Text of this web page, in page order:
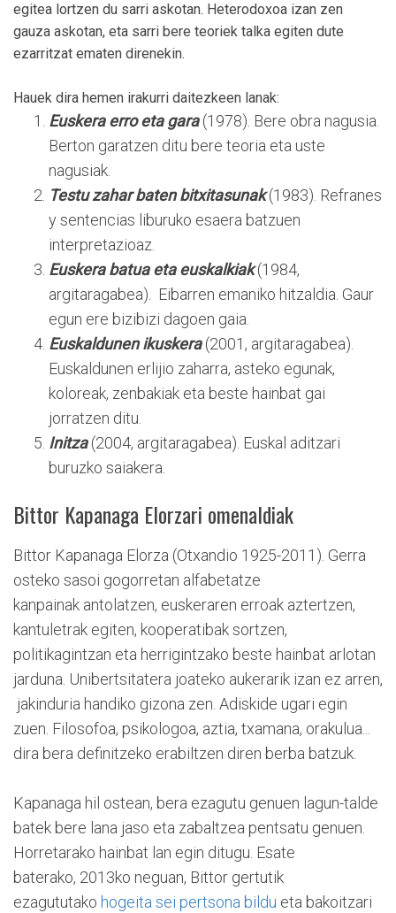
egitea lortzen du sarri askotan. Heterodoxoa izan zen
gauza askotan, eta sarri bere teoriek talka egiten dute
ezarritzat ematen direnekin.
Hauek dira hemen irakurri daitezkeen lanak:
Euskera erro eta gara(1978). Bere obra nagusia.
Berton garatzen ditu bere teoria eta uste
nagusiak.
Testu zahar baten bitxitasunak(1983). Refranes
y sentencias liburuko esaera batzuen
interpretazioaz.
Euskera batua eta euskalkiak(1984,
argitaragabea). Eibarren emaniko hitzaldia. Gaur
egun ere bizibizi dagoen gaia.
Euskaldunen ikuskera(2001, argitaragabea).
Euskaldunen erlijio zaharra, asteko egunak,
koloreak, zenbakiak eta beste hainbat gai
jorratzen ditu.
Initza (2004, argitaragabea). Euskal aditzari
buruzko saiakera.
Bittor Kapanaga Elorzari omenaldiak
Bittor Kapanaga Elorza (Otxandio 1925-2011). Gerra
osteko sasoi gogorretan alfabetatze
kanpainak antolatzen, euskeraren erroak aztertzen,
kantuletrak egiten, kooperatibak sortzen,
politikagintzan eta herrigintzako beste hainbat arlotan
jarduna. Unibertsitatera joateko aukerarik izan ez arren,
jakinduria handiko gizona zen. Adiskide ugari egin
zuen. Filosofoa, psikologoa, aztia, txamana, orakulua...
dira bera definitzeko erabiltzen diren berba batzuk.
Kapanaga hil ostean, bera ezagutu genuen lagun-talde
batek bere lana jaso eta zabaltzea pentsatu genuen.
Horretarako hainbat lan egin ditugu. Esate
baterako, 2013ko neguan, Bittor gertutik
ezagututako hogeita sei pertsona bildu eta bakoitzari